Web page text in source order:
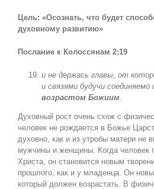
Цель: «Осознать, что будет
духовному развитию»
Послание к Колоссянам 2:19
и не держась главы, от
и связями будучи соединяемо
возрастом Божиим.
Духовный рост очень схож с
человек не рождается в Божье
духовно, как и из утробы матери не
мужчины и женщины. Когда человек
Христа, он становится новым
прошлого, как и у младенца. Он
который должен возрастать. В